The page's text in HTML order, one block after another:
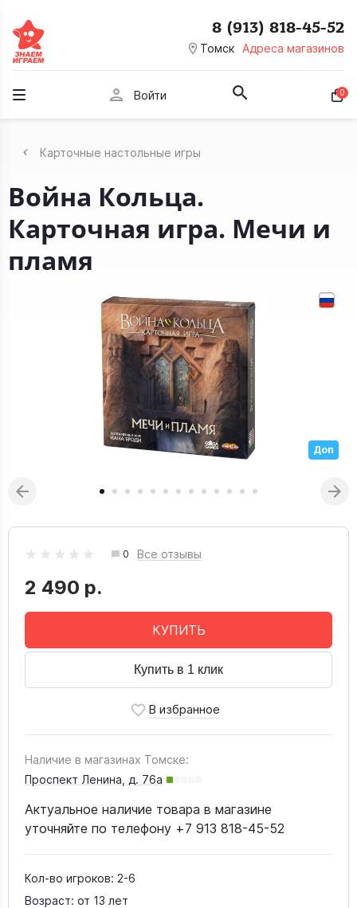
room Томск Адреса магазинов
8 (913) 818-45-52
person Войти 0
Карточные настольные игры
Война Кольца.
Карточная игра. Мечи и
пламя
Доп
0 Все отзывы
2 490 р.
КУПИТЬ
Купить в 1 клик
Наличие в магазинах Томске:
Проспект Ленина, д. 76а
Актуальное наличие товара в магазине
уточняйте по телефону +7 913 818-45-52
Кол-во игроков: 2-6
Возраст: от 13 лет